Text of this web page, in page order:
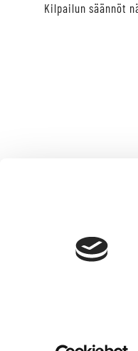
Kilpailun säännöt
VERMO AREENA